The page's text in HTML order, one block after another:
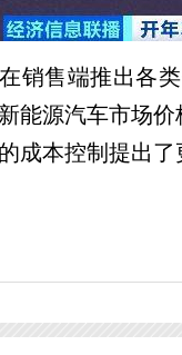
销售端推出各
能源汽车市场
成本控制提出了